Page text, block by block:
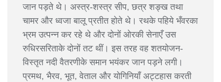
जान पड़ते थे। अस्त्र-शस्त्र सीप, छत्र शङ्ख तथा
चामर और ध्वजा बालू प्रतीत होते थे। रथके पहिये भँवरका
भ्रम उत्पन्न कर रहे थे और दोनों ओरकी सेनाएँ उस
रुधिरसरिताके दोनों तट थीं। इस तरह वह शतयोजन-
विस्तृत नदी वैतरणीके समान भयंकर जान पड़ने लगी।
प्रमथ, भैरव, भूत, वेताल और योगिनियाँ अट्टहास करती